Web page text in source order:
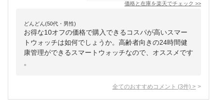
価格と在庫を楽天でチェック >>
どんどん(50代・男性)
お得な10オフの価格で購入できるコスパが高いスマー
トウォッチは如何でしょうか。高齢者向きの24時間健
康管理ができるスマートウォッチなので、オススメです
。
全てのおすすめコメント (3件) >